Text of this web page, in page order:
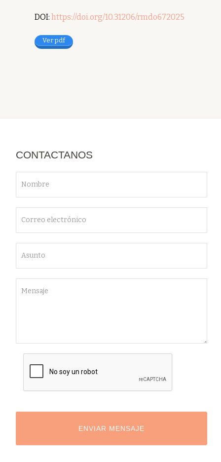
DOI: https://doi.org/10.31206/rmdo672025
Ver pdf
CONTACTANOS
ENVIAR MENSAJE